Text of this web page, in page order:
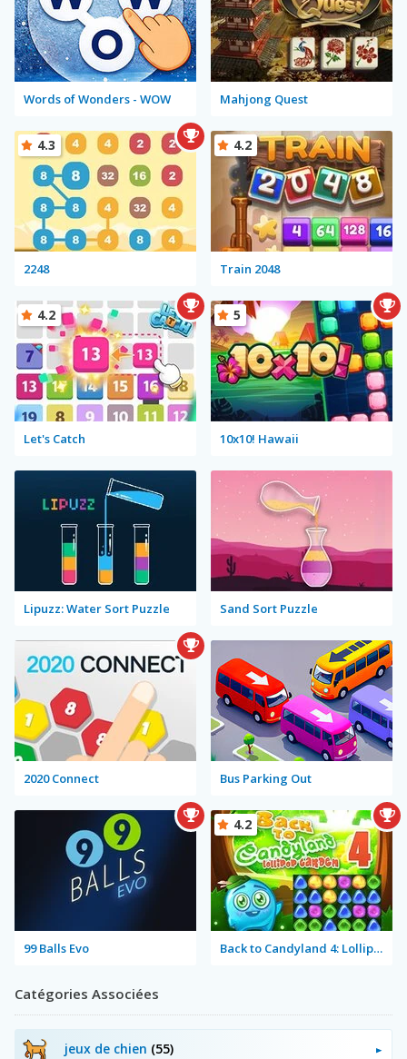
Words of Wonders - WOW Mahjong Quest
2248
4.3
Train 2048
4.2
Let's Catch
4.2
10x10! Hawaii
5
Lipuzz: Water Sort Puzzle Sand Sort Puzzle
2020 Connect Bus Parking Out
99 Balls Evo Back to Candyland 4: Lollipop Garden
4.2
Catégories Associées
jeux de chien (55)